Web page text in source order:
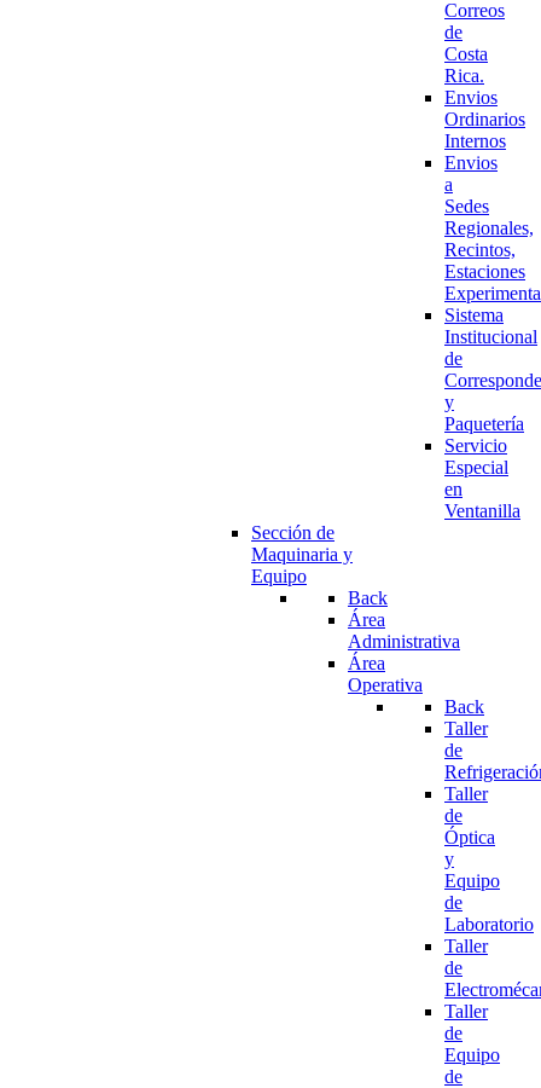
Correos
de
Costa
Rica.
Envios
Ordinarios
Internos
Envios
a
Sedes
Regionales,
Recintos,
Estaciones
Sistema
Institucional
de
y
Paquetería
Servicio
Especial
en
Ventanilla
Sección de
Maquinaria y
Equipo
Back
Área
Administrativa
Área
Operativa
Back
Taller
de
Taller
de
Óptica
y
Equipo
de
Laboratorio
Taller
de
Taller
de
Equipo
de